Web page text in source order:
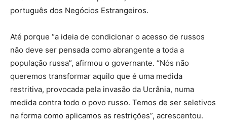
português dos Negócios Estrangeiros.
Até porque “a ideia de condicionar o acesso de russos
não deve ser pensada como abrangente a toda a
população russa”, afirmou o governante. “Nós não
queremos transformar aquilo que é uma medida
restritiva, provocada pela invasão da Ucrânia, numa
medida contra todo o povo russo. Temos de ser seletivos
na forma como aplicamos as restrições”, acrescentou.